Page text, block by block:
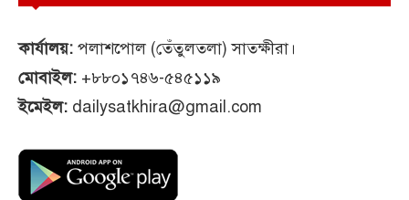
কার্যালয়: পলাশপোল (তেঁতুলতলা) সাতক্ষীরা।
মোবাইল: +৮৮০১৭৪৬-৫৪৫১১৯
ইমেইল: dailysatkhira@gmail.com